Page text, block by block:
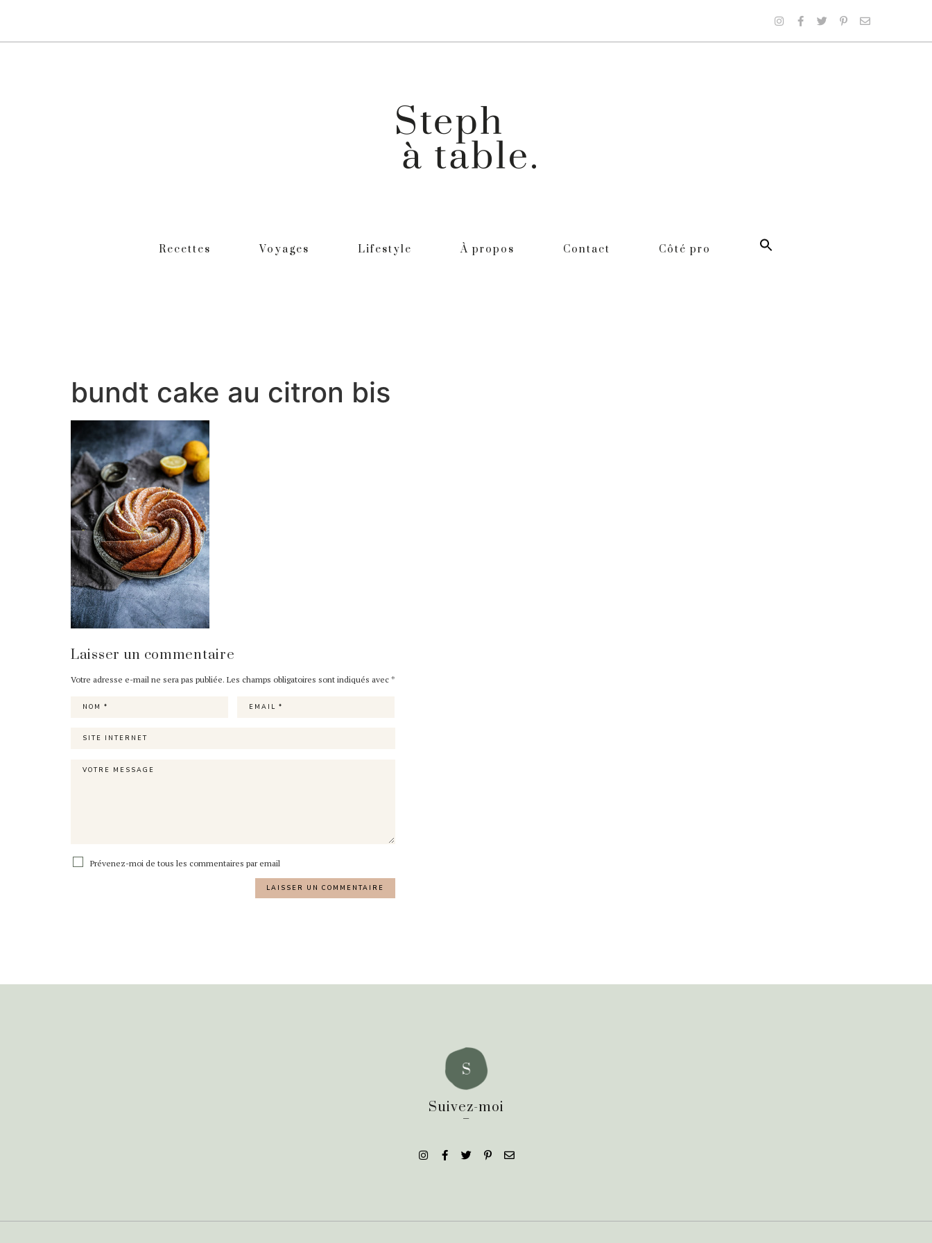
Recettes Voyages Lifestyle À propos Contact Côté pro
bundt cake au citron bis
Laisser un commentaire
Votre adresse e-mail ne sera pas publiée. Les champs obligatoires sont indiqués avec *
Prévenez-moi de tous les commentaires par email
Suivez-moi
_